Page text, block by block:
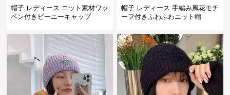
帽子 レディース ニット素材ワッ
ペン付きビーニーキャップ
帽子 レディース 手編み風花モチ
ーフ付きふわふわニット帽